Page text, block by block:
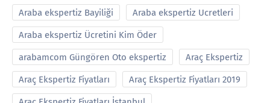
Araba ekspertiz Bayiliği Araba ekspertiz Ucretleri
Araba ekspertiz Ücretini Kim Öder
arabamcom Güngören Oto ekspertiz Araç Ekspertiz
Araç Ekspertiz Fiyatları Araç Ekspertiz Fiyatları 2019